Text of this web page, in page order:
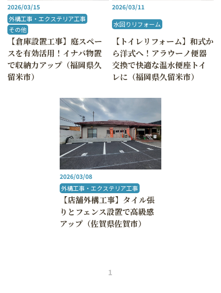
2026/03/15
外構工事・エクステリア工事
その他
【倉庫設置工事】庭スペー
スを有効活用！イナバ物置
で収納力アップ（福岡県久
留米市）
2026/03/11
水回りリフォーム
【トイレリフォーム】和式か
ら洋式へ！アラウーノ便器
交換で快適な温水便座トイ
レに（福岡県久留米市）
2026/03/08
外構工事・エクステリア工事
【店舗外構工事】タイル張
りとフェンス設置で高級感
アップ（佐賀県佐賀市）
1